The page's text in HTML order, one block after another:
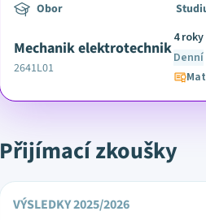
Obor
Mechanik elektrotechnik
2641L01
4 roky
Denní
Přijímací zkoušky
VÝSLEDKY 2025/2026